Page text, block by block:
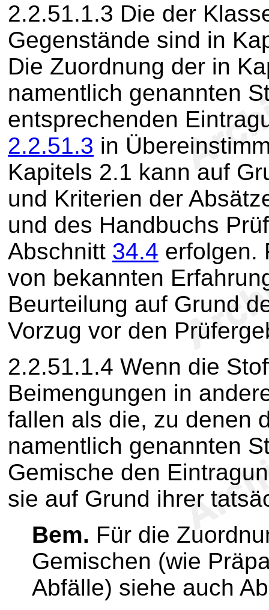
2.2.51.1.3 Die der
Gegenstände sind in
Die Zuordnung der in
namentlich genannten
entsprechenden
2.2.51.3 in
Kapitels 2.1 kann auf
und Kriterien der
und des Handbuchs
Abschnitt 34.4 erfolgen.
von bekannten
Beurteilung auf Grund
Vorzug vor den
2.2.51.1.4 Wenn die
Beimengungen in
fallen als die, zu denen
namentlich genannten
Gemische den
sie auf Grund ihrer
Bem. Für die
Gemischen (wie
Abfälle) siehe auch